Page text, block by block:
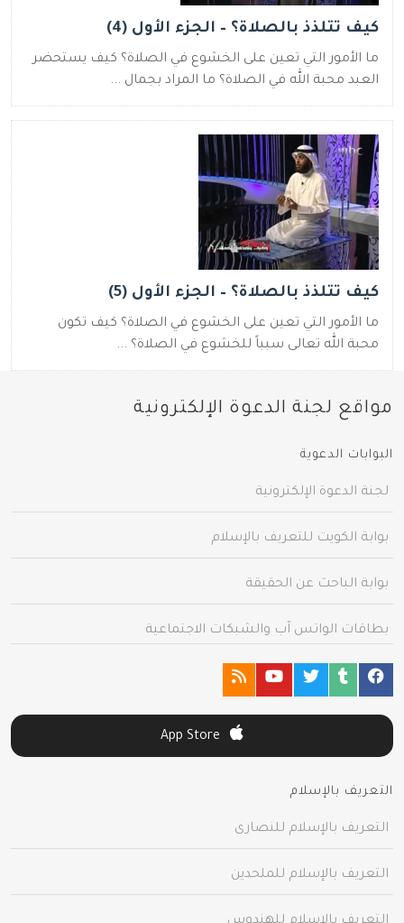
كيف تتلذذ بالصلاة؟ – الجزء الأول (4)
ما الأمور التي تعين على الخشوع في الصلاة؟ كيف يستحضر
العبد محبة الله في الصلاة؟ ما المراد بجمال ...
كيف تتلذذ بالصلاة؟ – الجزء الأول (5)
ما الأمور التي تعين على الخشوع في الصلاة؟ كيف تكون
محبة الله تعالى سبباً للخشوع في الصلاة؟ ...
مواقع لجنة الدعوة الإلكترونية
البوابات الدعوية
لجنة الدعوة الإلكترونية
بوابة الكويت للتعريف بالإسلام
بوابة الباحث عن الحقيقة
بطاقات الواتس آب والشبكات الاجتماعية
التعريف بالإسلام
التعريف بالإسلام للنصارى
التعريف بالإسلام للملحدين